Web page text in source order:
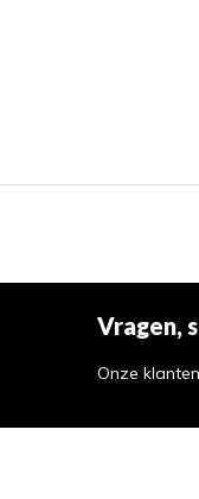
Vragen,
Onze